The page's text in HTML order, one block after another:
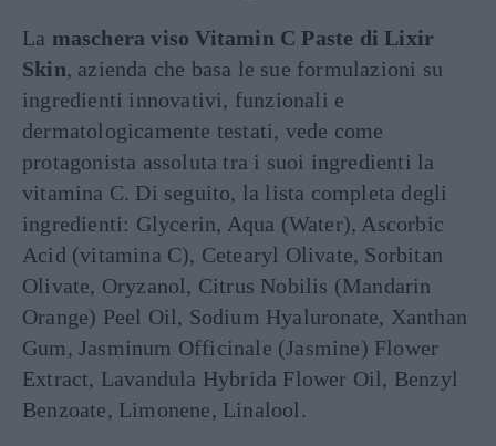
La maschera viso Vitamin C Paste di Lixir
Skin, azienda che basa le sue formulazioni su
ingredienti innovativi, funzionali e
dermatologicamente testati, vede come
protagonista assoluta tra i suoi ingredienti la
vitamina C. Di seguito, la lista completa degli
ingredienti: Glycerin, Aqua (Water), Ascorbic
Acid (vitamina C), Cetearyl Olivate, Sorbitan
Olivate, Oryzanol, Citrus Nobilis (Mandarin
Orange) Peel Oil, Sodium Hyaluronate, Xanthan
Gum, Jasminum Officinale (Jasmine) Flower
Extract, Lavandula Hybrida Flower Oil, Benzyl
Benzoate, Limonene, Linalool.